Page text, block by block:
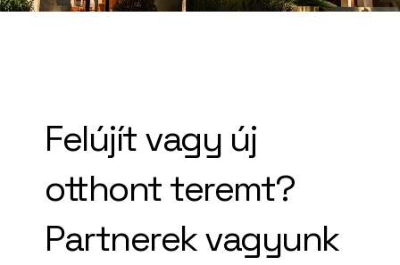
Felújít vagy új
otthont teremt?
Partnerek vagyunk